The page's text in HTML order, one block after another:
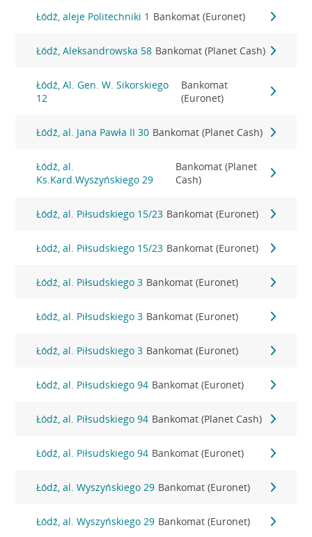
Łódź, aleje Politechniki 1 Bankomat (Euronet)
Łódź, Aleksandrowska 58 Bankomat (Planet Cash)
Łódź, Al. Gen. W. Sikorskiego
12
Bankomat
(Euronet)
Łódź, al. Jana Pawła II 30 Bankomat (Planet Cash)
Łódź, al.
Ks.Kard.Wyszyńskiego 29
Bankomat (Planet
Cash)
Łódź, al. Piłsudskiego 15/23 Bankomat (Euronet)
Łódź, al. Piłsudskiego 15/23 Bankomat (Euronet)
Łódź, al. Piłsudskiego 3 Bankomat (Euronet)
Łódź, al. Piłsudskiego 3 Bankomat (Euronet)
Łódź, al. Piłsudskiego 3 Bankomat (Euronet)
Łódź, al. Piłsudskiego 94 Bankomat (Euronet)
Łódź, al. Piłsudskiego 94 Bankomat (Planet Cash)
Łódź, al. Piłsudskiego 94 Bankomat (Euronet)
Łódź, al. Wyszyńskiego 29 Bankomat (Euronet)
Łódź, al. Wyszyńskiego 29 Bankomat (Euronet)